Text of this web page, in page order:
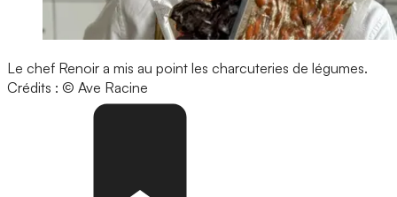
Le chef Renoir a mis au point les charcuteries de légumes.
Crédits : © Ave Racine